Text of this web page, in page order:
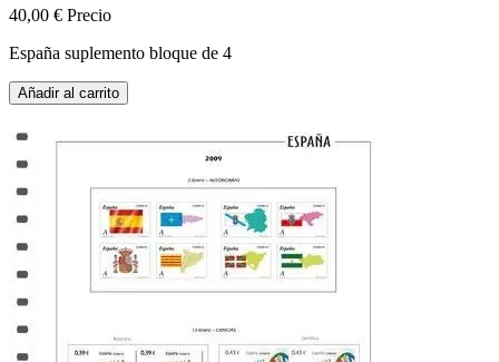
40,00 € Precio
España suplemento bloque de 4
Añadir al carrito